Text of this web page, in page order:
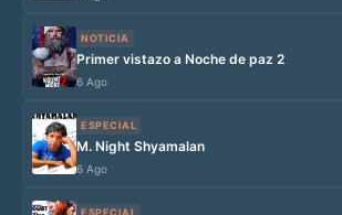
NOTICIA
Primer vistazo a Noche de paz 2
6 Ago
ESPECIAL
M. Night Shyamalan
6 Ago
ESPECIAL